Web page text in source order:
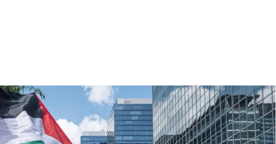
палестинців під час демонстрації «Червона лінія для Гази», 15 червня 2025
Luis Miguel Caceres / Getty Images
Брюсселя з вимогою провести «червону лінію» у війні